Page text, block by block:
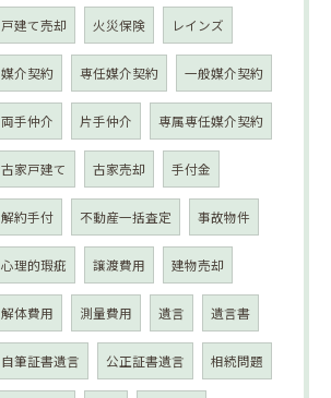
戸建て売却 火災保険 レインズ
媒介契約 専任媒介契約 一般媒介契約
両手仲介 片手仲介 専属専任媒介契約
古家戸建て 古家売却 手付金
解約手付 不動産一括査定 事故物件
心理的瑕疵 譲渡費用 建物売却
解体費用 測量費用 遺言 遺言書
自筆証書遺言 公正証書遺言 相続問題